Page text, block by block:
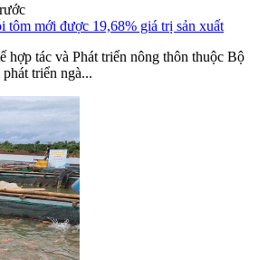
tôm mới được 19,68% giá trị sản xuất
hợp tác và Phát triển nông thôn thuộc Bộ
triển ngà...